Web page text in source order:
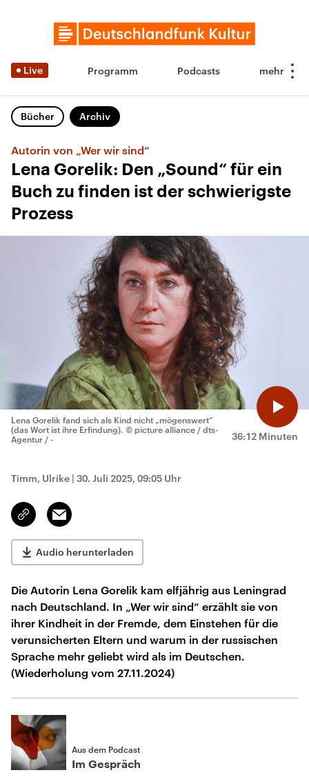
Live Programm Podcasts
Bücher Archiv
Autorin von „Wer wir sind“
Lena Gorelik: Den „Sound“ für ein
Buch zu finden ist der schwierigste
Prozess
36:12 Minuten
Lena Gorelik fand sich als Kind nicht „mögenswert“
(das Wort ist ihre Erfindung). © picture alliance / dts-
Agentur / -
Timm, Ulrike | 30. Juli 2025, 09:05 Uhr
Link
kopieren/teilen
Email
Audio herunterladen
Die Autorin Lena Gorelik kam elfjährig aus Leningrad
nach Deutschland. In „Wer wir sind“ erzählt sie von
ihrer Kindheit in der Fremde, dem Einstehen für die
verunsicherten Eltern und warum in der russischen
Sprache mehr geliebt wird als im Deutschen.
(Wiederholung vom 27.11.2024)
Aus dem Podcast
Im Gespräch